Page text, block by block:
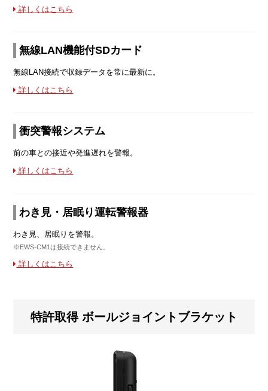
詳しくはこちら
無線LAN機能付SDカード
無線LAN接続で収録データを常に最新に。
詳しくはこちら
衝突警報システム
前の車との接近や発進遅れを警報。
詳しくはこちら
わき見・居眠り運転警報器
わき見、居眠りを警報。
※EWS-CM1は接続できません。
詳しくはこちら
特許取得 ボールジョイントブラケット